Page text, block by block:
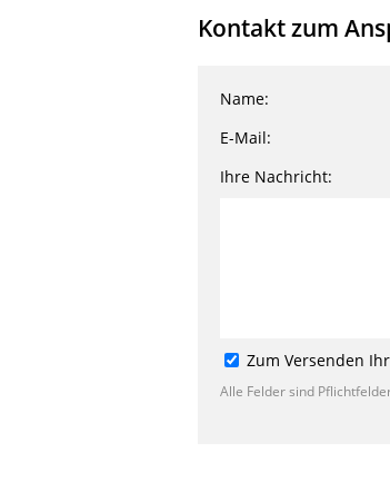
Kontakt zum
Name:
E-Mail:
Ihre Nachricht:
Zum Versenden
Alle Felder sind